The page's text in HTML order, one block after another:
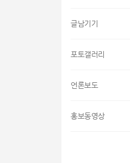
글남기기
포토갤러리
언론보도
홍보동영상